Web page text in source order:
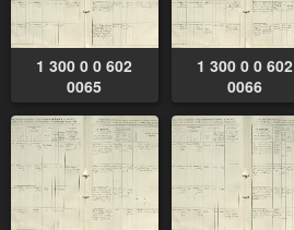
1 300 0 0 602
0065
1 300 0 0 602
0066